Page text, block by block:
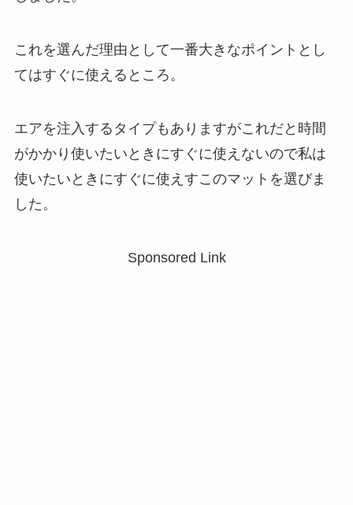
これを選んだ理由として一番大きなポイントとし
てはすぐに使えるところ。
エアを注入するタイプもありますがこれだと時間
がかかり使いたいときにすぐに使えないので私は
使いたいときにすぐに使えすこのマットを選びま
した。
Sponsored Link